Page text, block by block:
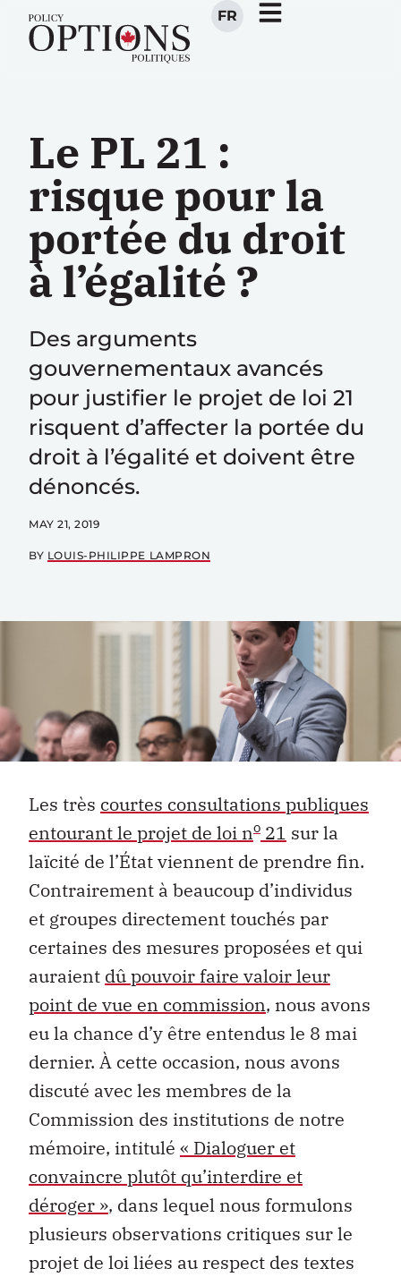
FR
Le PL 21 :
risque pour la
portée du droit
à l’égalité ?
Des arguments
gouvernementaux avancés
pour justifier le projet de loi 21
risquent d’affecter la portée du
droit à l’égalité et doivent être
dénoncés.
MAY 21, 2019
BY LOUIS-PHILIPPE LAMPRON
Les très courtes consultations publiques
entourant le projet de loi no 21 sur la
laïcité de l’État viennent de prendre fin.
Contrairement à beaucoup d’individus
et groupes directement touchés par
certaines des mesures proposées et qui
auraient dû pouvoir faire valoir leur
point de vue en commission, nous avons
eu la chance d’y être entendus le 8 mai
dernier. À cette occasion, nous avons
discuté avec les membres de la
Commission des institutions de notre
mémoire, intitulé « Dialoguer et
convaincre plutôt qu’interdire et
déroger », dans lequel nous formulons
plusieurs observations critiques sur le
projet de loi liées au respect des textes